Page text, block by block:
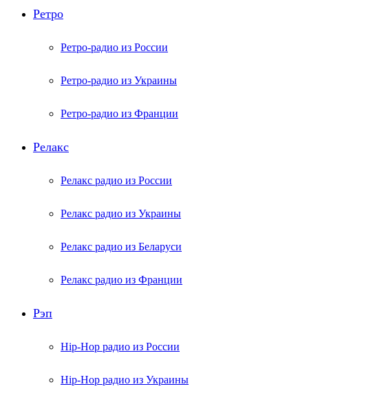
Ретро
Ретро-радио из России
Ретро-радио из Украины
Ретро-радио из Франции
Релакс
Релакс радио из России
Релакс радио из Украины
Релакс радио из Беларуси
Релакс радио из Франции
Рэп
Hip-Hop радио из России
Hip-Hop радио из Украины